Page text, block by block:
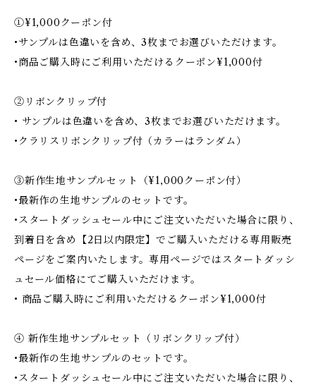
①¥1,000クーポン付
•サンプルは色違いを含め、3枚までお選びいただけます。
•商品ご購入時にご利用いただけるクーポン¥1,000付
②リボンクリップ付
• サンプルは色違いを含め、3枚までお選びいただけます。
•クラリスリボンクリップ付（カラーはランダム）
③新作生地サンプルセット（¥1,000クーポン付）
•最新作の生地サンプルのセットです。
•スタートダッシュセール中にご注文いただいた場合に限り、
到着日を含め【2日以内限定】でご購入いただける専用販売
ページをご案内いたします。専用ページではスタートダッシ
ュセール価格にてご購入いただけます。
• 商品ご購入時にご利用いただけるクーポン¥1,000付
④ 新作生地サンプルセット（リボンクリップ付）
•最新作の生地サンプルのセットです。
•スタートダッシュセール中にご注文いただいた場合に限り、